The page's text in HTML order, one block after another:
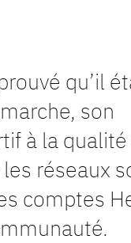
qu’il
son
à la
réseaux
comptes